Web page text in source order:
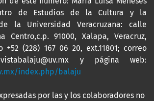
de Estudios de la Cultura y la
la Universidad Veracruzana: calle
Centro,c.p. 91000, Xalapa, Veracruz,
+52 (228) 167 06 20, ext.11801; correo
y página web:
index.php/balaju
por las y los colaboradores no